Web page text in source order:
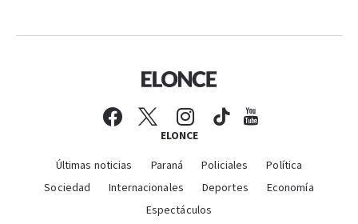
ELONCE
Últimas noticias Paraná Policiales
Política
Sociedad
Internacionales Deportes
Economía
Espectáculos